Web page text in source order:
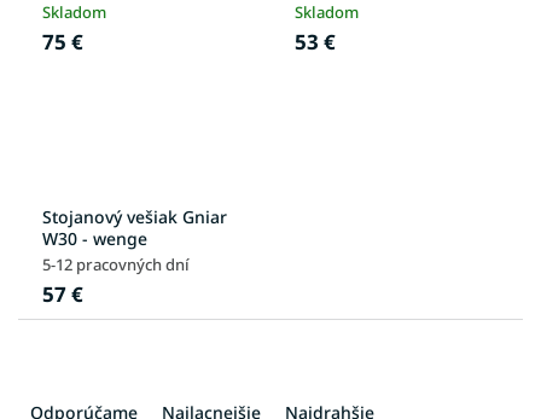
Skladom
75 €
Skladom
53 €
Stojanový vešiak Gniar
W30 - wenge
5-12 pracovných dní
57 €
aOdporúčame Najlacnejšie Najdrahšie